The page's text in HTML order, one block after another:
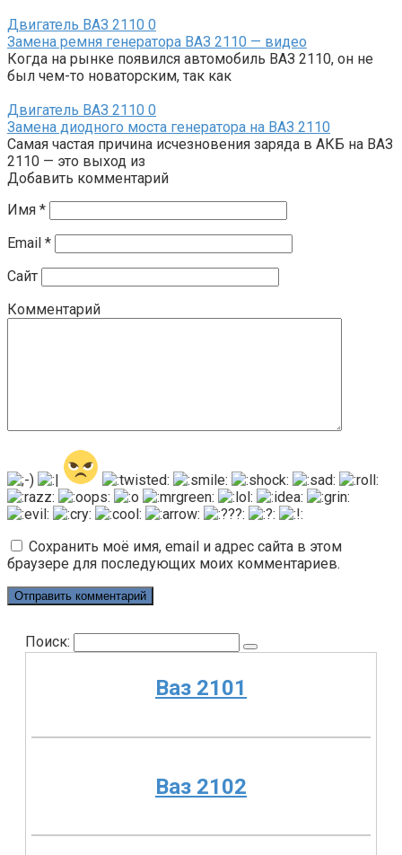
Двигатель ВАЗ 2110 0
Замена ремня генератора ВАЗ 2110 — видео
Когда на рынке появился автомобиль ВАЗ 2110, он не
был чем-то новаторским, так как
Двигатель ВАЗ 2110 0
Замена диодного моста генератора на ВАЗ 2110
Самая частая причина исчезновения заряда в АКБ на ВАЗ
2110 — это выход из
Добавить комментарий
Имя *
Email *
Сайт
Комментарий
Сохранить моё имя, email и адрес сайта в этом
браузере для последующих моих комментариев.
Поиск:
Ваз 2101
Ваз 2102